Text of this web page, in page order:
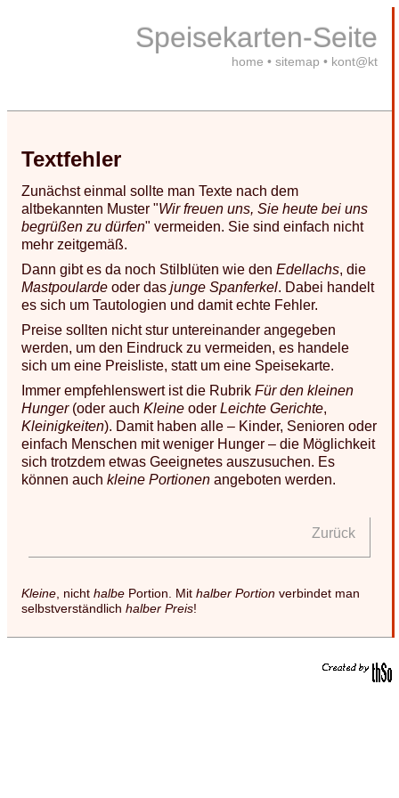
Speisekarten-Seite
home • sitemap • kont@kt
Textfehler
Zunächst einmal sollte man Texte nach dem
altbekannten Muster "Wir freuen uns, Sie heute bei uns
begrüßen zu dürfen" vermeiden. Sie sind einfach nicht
mehr zeitgemäß.
Dann gibt es da noch Stilblüten wie den Edellachs, die
Mastpoularde oder das junge Spanferkel. Dabei handelt
es sich um Tautologien und damit echte Fehler.
Preise sollten nicht stur untereinander angegeben
werden, um den Eindruck zu vermeiden, es handele
sich um eine Preisliste, statt um eine Speisekarte.
Immer empfehlenswert ist die Rubrik Für den kleinen
Hunger(oder auch Kleine oder Leichte Gerichte,
Kleinigkeiten). Damit haben alle – Kinder, Senioren oder
einfach Menschen mit weniger Hunger – die Möglichkeit
sich trotzdem etwas Geeignetes auszusuchen. Es
können auch kleine Portionen angeboten werden.
Zurück
Kleine, nicht halbe Portion. Mit halber Portion verbindet man
selbstverständlich halber Preis!